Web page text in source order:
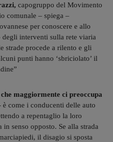
capogruppo del Movimento
comunale – spiega –
per conoscere e allo
degli interventi sulla rete viaria
strade procede a rilento e gli
punti hanno ‘sbriciolato’ il
maggiormente ci preoccupa
è come i conducenti delle auto
a repentaglio la loro
senso opposto. Se alla strada
il disagio si sposta